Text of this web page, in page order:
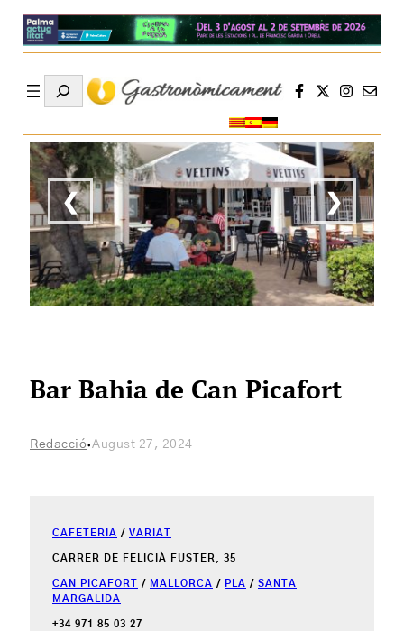
Search
❮ ❯
Bar Bahia de Can Picafort
Redacció·August 27, 2024
CAFETERIA / VARIAT
CARRER DE FELICIÀ FUSTER, 35
CAN PICAFORT / MALLORCA / PLA / SANTA
MARGALIDA
+34 971 85 03 27